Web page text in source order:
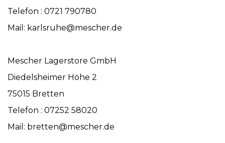
Telefon : 0721 790780
Mail: karlsruhe@mescher.de
Mescher Lagerstore GmbH
Diedelsheimer Höhe 2
75015 Bretten
Telefon : 07252 58020
Mail: bretten@mescher.de